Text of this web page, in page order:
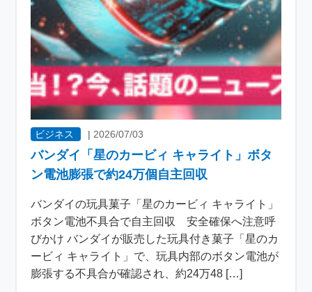
ビジネス |2026/07/03
バンダイ「星のカービィ キャライト」ボタ
ン電池膨張で約24万個自主回収
バンダイの玩具菓子「星のカービィ キャライト」
ボタン電池不具合で自主回収 安全確保へ注意呼
びかけ バンダイが販売した玩具付き菓子「星のカ
ービィ キャライト」で、玩具内部のボタン電池が
膨張する不具合が確認され、約24万48 […]